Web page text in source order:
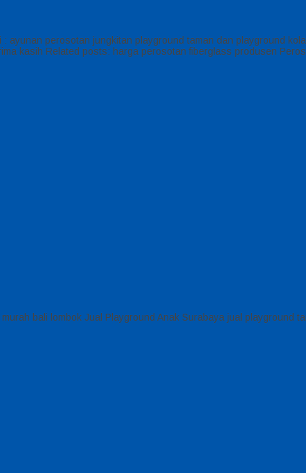
perosotan jungkitan playground taman dan playground
kasih Related posts: harga perosotan fiberglass produsen
bali lombok Jual Playground Anak Surabaya jual playground